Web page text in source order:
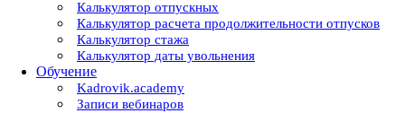
Калькулятор отпускных
Калькулятор расчета продолжительности отпусков
Калькулятор стажа
Калькулятор даты увольнения
Обучение
Kadrovik.academy
Записи вебинаров